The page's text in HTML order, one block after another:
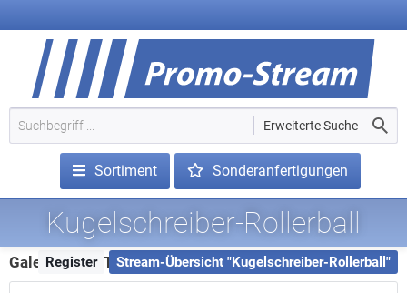
Sortiment Sonderanfertigungen
Erweiterte Suche
Kugelschreiber-Rollerball
Galerie - 158 Treffer
Register Stream-Übersicht "Kugelschreiber-Rollerball"